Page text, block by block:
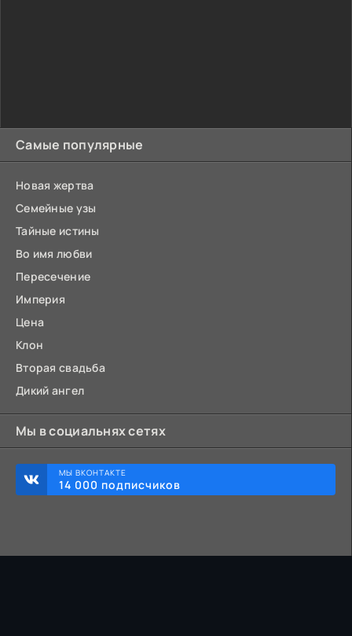
Самые популярные
Новая жертва
Семейные узы
Тайные истины
Во имя любви
Пересечение
Империя
Цена
Клон
Вторая свадьба
Дикий ангел
Мы в социальнях сетях
МЫ ВКОНТАКТЕ
14 000 подписчиков